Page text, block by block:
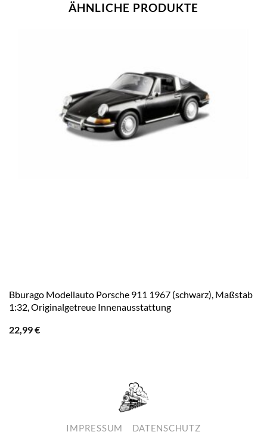
ÄHNLICHE PRODUKTE
Bburago Modellauto Porsche 911 1967 (schwarz), Maßstab
1:32, Originalgetreue Innenausstattung
22,99€
IMPRESSUM DATENSCHUTZ